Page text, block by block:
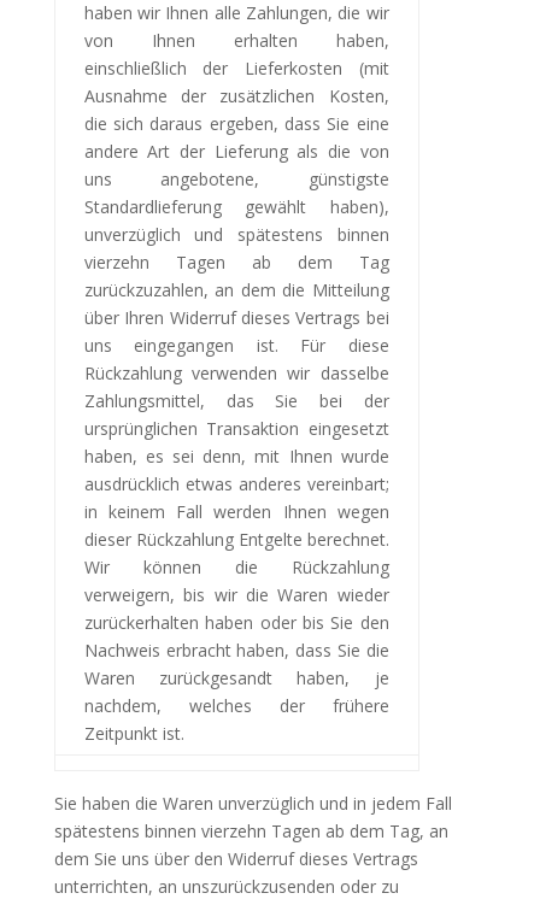
haben wir Ihnen alle Zahlungen, die wir
von Ihnen erhalten haben,
einschließlich der Lieferkosten (mit
Ausnahme der zusätzlichen Kosten,
die sich daraus ergeben, dass Sie eine
andere Art der Lieferung als die von
uns angebotene, günstigste
Standardlieferung gewählt haben),
unverzüglich und spätestens binnen
vierzehn Tagen ab dem Tag
zurückzuzahlen, an dem die Mitteilung
über Ihren Widerruf dieses Vertrags bei
uns eingegangen ist. Für diese
Rückzahlung verwenden wir dasselbe
Zahlungsmittel, das Sie bei der
ursprünglichen Transaktion eingesetzt
haben, es sei denn, mit Ihnen wurde
ausdrücklich etwas anderes vereinbart;
in keinem Fall werden Ihnen wegen
dieser Rückzahlung Entgelte berechnet.
Wir können die Rückzahlung
verweigern, bis wir die Waren wieder
zurückerhalten haben oder bis Sie den
Nachweis erbracht haben, dass Sie die
Waren zurückgesandt haben, je
nachdem, welches der frühere
Zeitpunkt ist.
Sie haben die Waren unverzüglich und in jedem Fall
spätestens binnen vierzehn Tagen ab dem Tag, an
dem Sie uns über den Widerruf dieses Vertrags
unterrichten, an unszurückzusenden oder zu